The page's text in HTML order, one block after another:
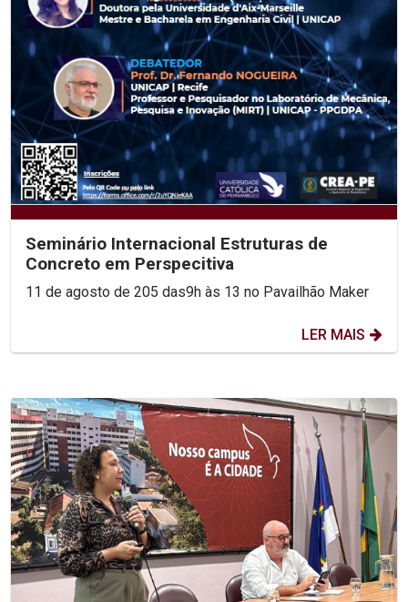
Seminário Internacional Estruturas de
Concreto em Perspecitiva
11 de agosto de 205 das9h às 13 no Pavailhão Maker
LER MAIS